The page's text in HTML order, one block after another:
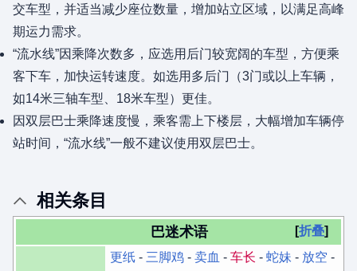
交车型，并适当减少座位数量，增加站立区域，以满足高峰
期运力需求。
“流水线”因乘降次数多，应选用后门较宽阔的车型，方便乘
客下车，加快运转速度。如选用多后门（3门或以上车辆，
如14米三轴车型、18米车型）更佳。
因双层巴士乘降速度慢，乘客需上下楼层，大幅增加车辆停
站时间，“流水线”一般不建议使用双层巴士。
相关条目
折叠
巴迷术语
更纸 - 三脚鸡 - 卖血 - 车长 - 蛇妹 - 放空 -